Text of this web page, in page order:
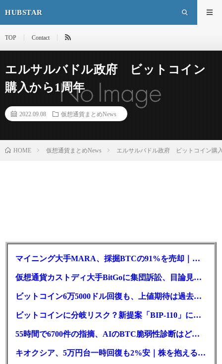
HUBSTAR
TOP Contact
エルサルバドル政府 ビットコイン
購入から1周年
2022.09.08 仮想通貨まとめNews
HOME 仮想通貨まとめNews エルサルバドル政府 ビットコイン購
マイニング大手MARA、採掘BTCの91%を売却｜純損失6億ドル
仮想通貨カストディ大手BitGoに集団訴訟、目論見書が争点に
ビットコイン6万5000ドル回復も、上値期待は過去最低の23%
ビットコインに分岐リスク？新提案「BIP-110」に期限迫る
55時間で6700件の指摘、AIのBTC脆弱性診断はどこまで本物か
キオクシア、5万円台一時回復も2%安｜株を抱える東芝は純利益30倍